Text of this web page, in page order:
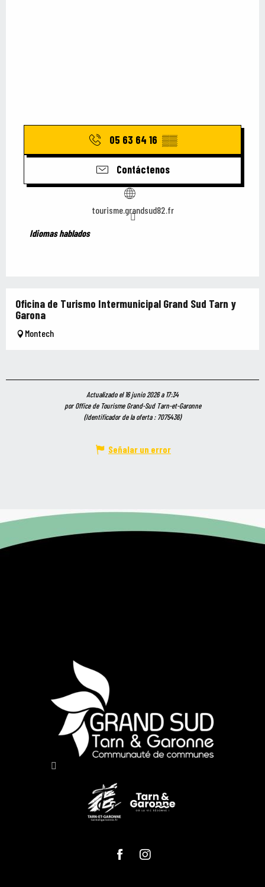
05 63 64 16 ▒▒
Contáctenos
tourisme.grandsud82.fr
Idiomas hablados
Idiomas hablados
Oficina de Turismo Intermunicipal Grand Sud Tarn y
Garona
Montech
Actualizado el 16 junio 2026 a 17:34
por Office de Tourisme Grand-Sud Tarn-et-Garonne
(Identificador de la oferta : 7075436)
Señalar un error